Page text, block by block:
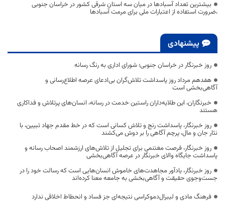
بیشترین تعداد آسبادها در میان سه استان شرقی کشور در خراسان جنوبی
،ضرورت استفاده از اعتبارات ملی برای مرمت آسبادها
پیشنهادی
روز خبرنگار در خراسان جنوبی؛ شورای اداری به رنگ رسانه
هفدهم مرداد روز پاسداشت تلاش‌گران بی‌ادعای عرصه اطلاع‌رسانی و
آگاهی‌بخشی است
خبرنگاران، این طلایه‌داران راستین خدمت در رسانه، انسان‌های پرتلاش و فداکاری
هستند
روز خبرنگار، پاسداشت رنج و تلاش کسانی است که در خط مقدم جهاد تبیین، با
نثار جان و مال، پرچم آگاهی را بر دوش می‌کشند
روز خبرنگار، فرصت مغتنمی برای تجلیل از تلاش‌های ارزشمند اصحاب رسانه و
پاسداشت جایگاه والای خبرنگار در عرصه آگاهی‌بخشی
روز خبرنگار، یادآور مجاهدت‌های خاموش انسان‌هایی است که رسالت خود را در
جست‌وجوی حقیقت و آگاهی‌بخشی به جامعه معنا کرده‌اند
فرهنگ مادی و لیبرال‌دموکراسی نتیجه‌ای جز فساد و انحطاط اخلاقی ندارد